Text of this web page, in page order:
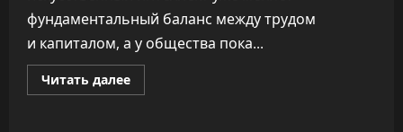
фундаментальный баланс между трудом
и капиталом, а у общества пока...
Читать далееПрочитать
больше